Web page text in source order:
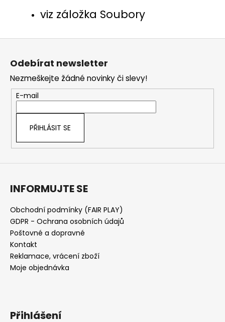
viz záložka Soubory
Z
Odebírat newsletter
Nezmeškejte žádné novinky či slevy!
E-mail
PŘIHLÁSIT SE
INFORMUJTE SE
Obchodní podmínky (FAIR PLAY)
GDPR - Ochrana osobních údajů
Poštovné a dopravné
Kontakt
Reklamace, vrácení zboží
Moje objednávka
Přihlášení